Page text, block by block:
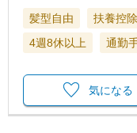
髪型自由 扶養控
4週8休以上
通勤
気になる